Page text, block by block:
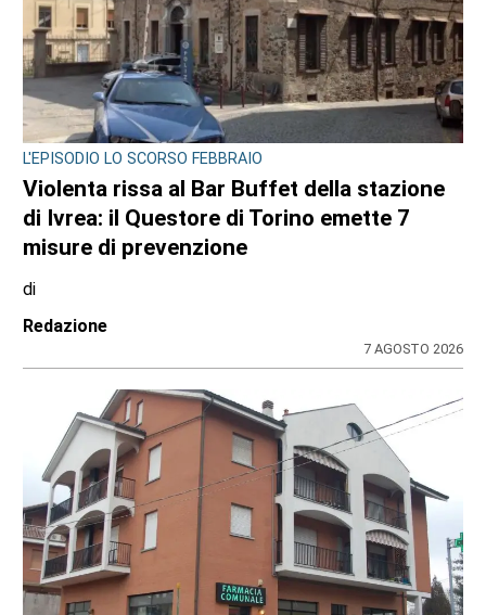
L'EPISODIO LO SCORSO FEBBRAIO
Violenta rissa al Bar Buffet della stazione
di Ivrea: il Questore di Torino emette 7
misure di prevenzione
di
Redazione
7 AGOSTO 2026